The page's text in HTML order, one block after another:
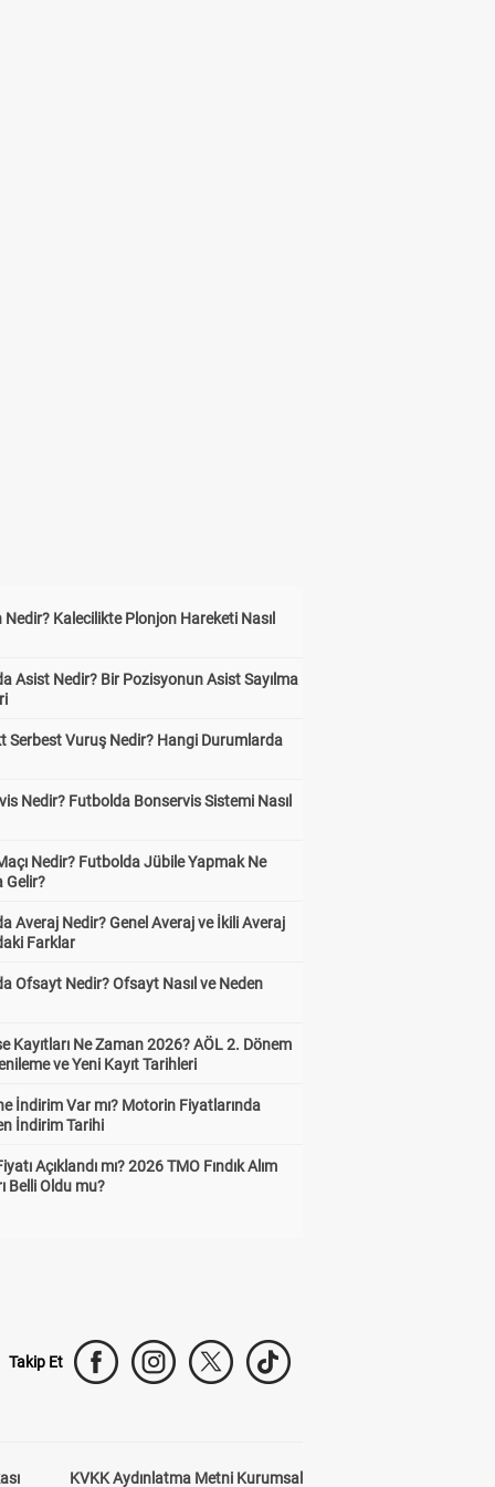
Nedir? Kalecilikte Plonjon Hareketi Nasıl
Asist Nedir? Bir Pozisyonun Asist Sayılma
Serbest Vuruş Nedir? Hangi Durumlarda
Nedir? Futbolda Bonservis Sistemi Nasıl
Nedir? Futbolda Jübile Yapmak Ne
Gelir?
Averaj Nedir? Genel Averaj ve İkili Averaj
Farklar
Ofsayt Nedir? Ofsayt Nasıl ve Neden
Kayıtları Ne Zaman 2026? AÖL 2. Dönem
ve Yeni Kayıt Tarihleri
İndirim Var mı? Motorin Fiyatlarında
İndirim Tarihi
Açıklandı mı? 2026 TMO Fındık Alım
Belli Oldu mu?
Takip Et
KVKK Aydınlatma Metni Kurumsal